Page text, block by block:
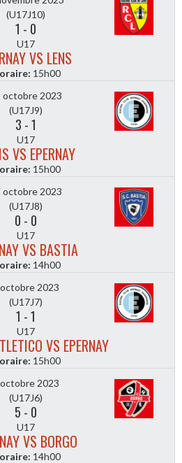
(U17J10)
1 - 0
U17
VS LENS
15h00
octobre 2023
(U17J9)
3 -1
U17
VS EPERNAY
15h00
octobre 2023
(U17J8)
0 - 0
U17
VS BASTIA
14h00
2023
(U17J7)
1 -1
U17
VS EPERNAY
15h00
2023
(U17J6)
5 - 0
U17
VS BORGO
14h00